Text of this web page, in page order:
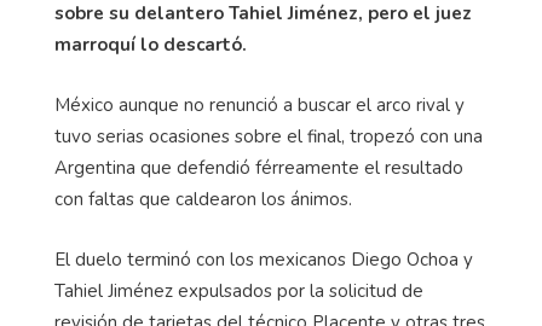
sobre su delantero Tahiel Jiménez, pero el juez
marroquí lo descartó.
México aunque no renunció a buscar el arco rival y
tuvo serias ocasiones sobre el final, tropezó con una
Argentina que defendió férreamente el resultado
con faltas que caldearon los ánimos.
El duelo terminó con los mexicanos Diego Ochoa y
Tahiel Jiménez expulsados por la solicitud de